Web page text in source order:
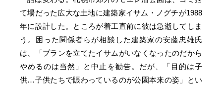
て場だった広大な土地に建築家イサム・ノグチが1988
年に設計した。ところが着工直前に彼は急逝してしま
う。困った関係者らが相談した建築家の安藤忠雄氏
は、「プランを立てたイサムがいなくなったのだから
やめるのは当然」と中止を勧告。だが、「目的は子
供…子供たちで賑わっているのが公園本来の姿」とい